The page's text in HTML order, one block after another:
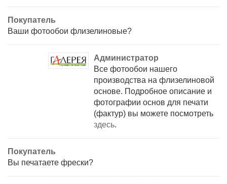
Покупатель
Ваши фотообои флизелиновые?
Администратор
Все фотообои нашего
производства на флизелиновой
основе. Подробное описание и
фотографии основ для печати
(фактур) вы можете посмотреть
здесь.
Покупатель
Вы печатаете фрески?